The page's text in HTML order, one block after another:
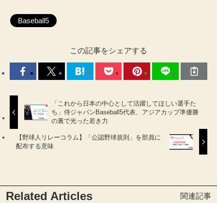
Baseball5
この記事をシェアする
「これから日本の中心として活躍してほしい選手た
ち」侍ジャパンBaseball5代表、アジアカップ準優勝
の裏で光った若き力
【野球人リレーコラム】「公認野球規則」を部員に
配布する意味
Related Articles 関連記事